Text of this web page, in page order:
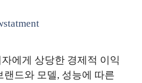
에게 상당한 경제적 이익
드와 모델, 성능에 따른